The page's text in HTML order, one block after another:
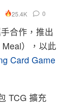
25.4K 0
合作，推出
），以此
Card Game
TCG 擴充